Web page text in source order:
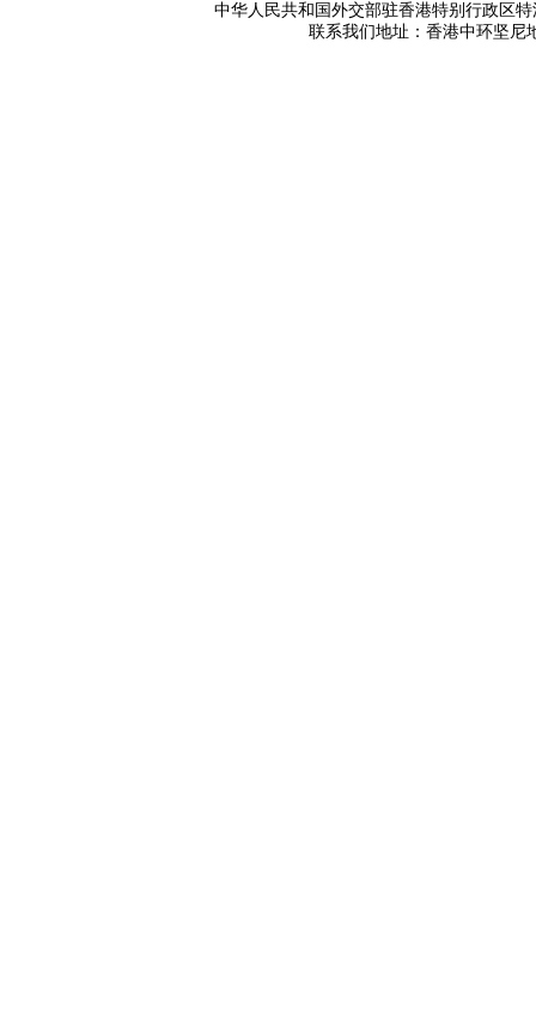
中华人民共和国外交部驻香港特别行政区特
联系我们地址：香港中环坚尼